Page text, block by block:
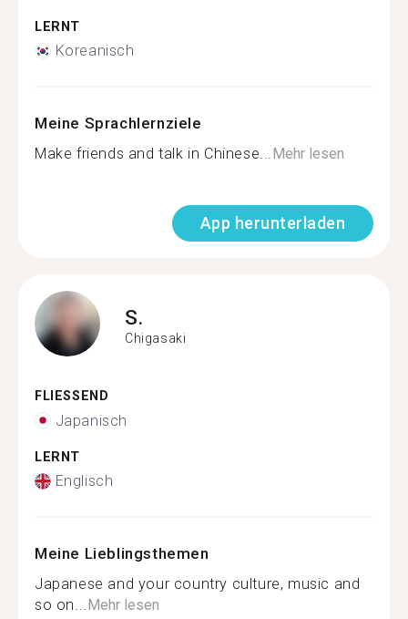
LERNT
Koreanisch
Meine Sprachlernziele
Make friends and talk in Chinese...Mehr lesen
App herunterladen
S.
Chigasaki
FLIESSEND
Japanisch
LERNT
Englisch
Meine Lieblingsthemen
Japanese and your country culture, music and
so on...Mehr lesen